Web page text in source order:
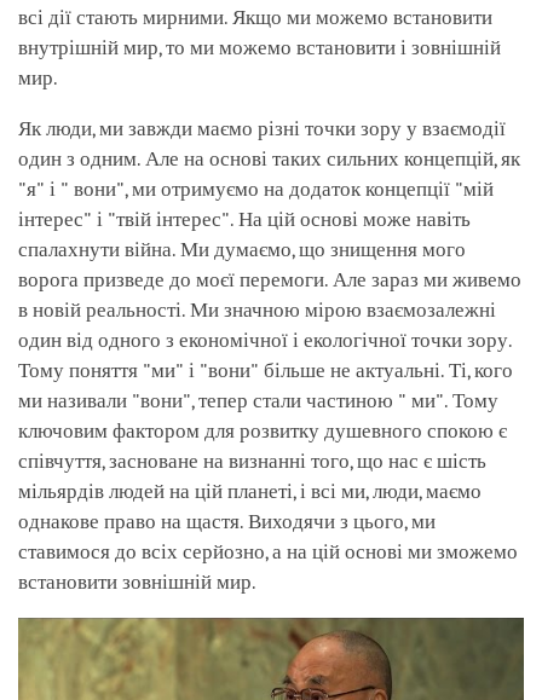
всі дії стають мирними. Якщо ми можемо встановити
внутрішній мир, то ми можемо встановити і зовнішній
мир.
Як люди, ми завжди маємо різні точки зору у взаємодії
один з одним. Але на основі таких сильних концепцій, як
"я" і " вони", ми отримуємо на додаток концепції "мій
інтерес" і "твій інтерес". На цій основі може навіть
спалахнути війна. Ми думаємо, що знищення мого
ворога призведе до моєї перемоги. Але зараз ми живемо
в новій реальності. Ми значною мірою взаємозалежні
один від одного з економічної і екологічної точки зору.
Тому поняття "ми" і "вони" більше не актуальні. Ті, кого
ми називали "вони", тепер стали частиною " ми". Тому
ключовим фактором для розвитку душевного спокою є
співчуття, засноване на визнанні того, що нас є шість
мільярдів людей на цій планеті, і всі ми, люди, маємо
однакове право на щастя. Виходячи з цього, ми
ставимося до всіх серйозно, а на цій основі ми зможемо
встановити зовнішній мир.